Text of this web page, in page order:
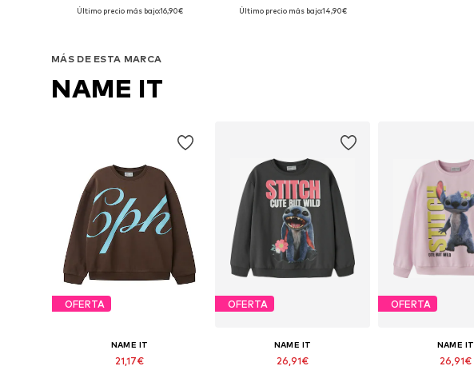
Disponible en muchas tallas
Último precio más bajo:16,90€
Disponible en muchas tallas
Último precio más bajo:14,90€
MÁS DE ESTA MARCA
NAME IT
OFERTA
NAME IT
21,17€
OFERTA
NAME IT
26,91€
OFERTA
NAME IT
26,91€